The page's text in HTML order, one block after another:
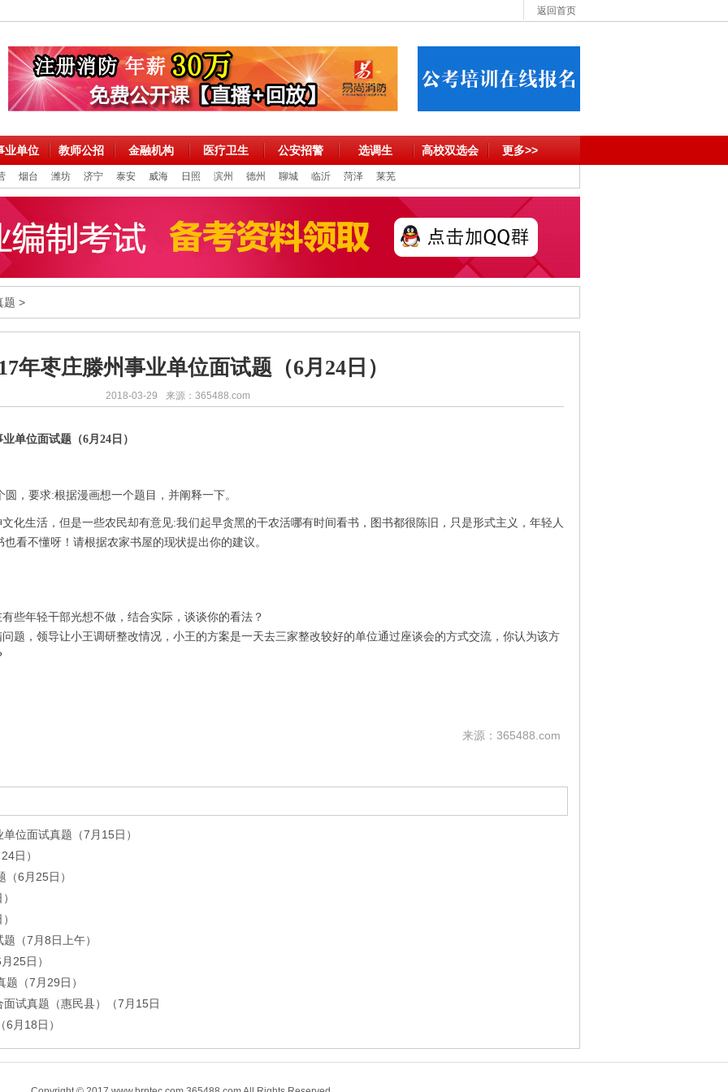
返回首页
业单位 教师公招 金融机构 医疗卫生 公安招警 选调生 高校双选会 更多>>
烟台 潍坊 济宁 泰安 威海 日照 滨州 德州 聊城 临沂 菏泽 莱芜
题 >
年枣庄滕州事业单位面试题（6月24日）
2018-03-29 来源：365488.com
业单位面试题（6月24日 ）
圆，要求:根据漫画想一个题目，并阐释一下。
化生活，但是一些农民却有意见:我们起早贪黑的干农活哪有时间看书，图书都很陈旧，只是形式主义，年轻人
看不懂呀！请根据农家书屋的现状提出你的建议。
年轻干部光想不做，结合实际，谈谈你的看法？
领导让小王调研整改情况，小王的方案是一天去三家整改较好的单位通过座谈会的方式交流，你认为该方
来源：365488.com
位面试真题（7月15日）
日）
6月25日）
（7月8日上午）
25日）
（7月29日）
试真题（惠民县）（7月15日
月18日）